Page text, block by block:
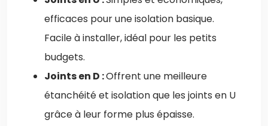
efficaces pour une isolation basique.
Facile à installer, idéal pour les petits
budgets.
Joints en D :Offrent une meilleure
étanchéité et isolation que les joints en U
grâce à leur forme plus épaisse.